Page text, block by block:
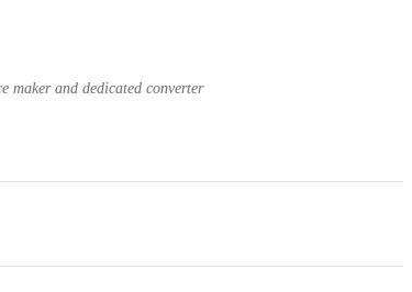
maker and dedicated converter